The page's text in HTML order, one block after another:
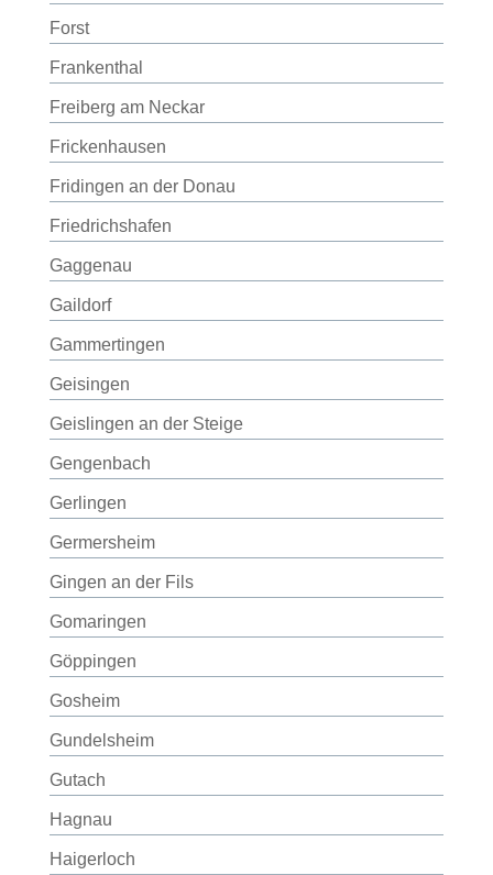
Forst
Frankenthal
Freiberg am Neckar
Frickenhausen
Fridingen an der Donau
Friedrichshafen
Gaggenau
Gaildorf
Gammertingen
Geisingen
Geislingen an der Steige
Gengenbach
Gerlingen
Germersheim
Gingen an der Fils
Gomaringen
Göppingen
Gosheim
Gundelsheim
Gutach
Hagnau
Haigerloch